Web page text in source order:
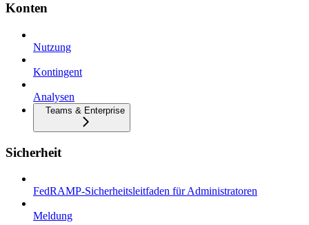
Konten
Nutzung
Kontingent
Analysen
Teams & Enterprise
Sicherheit
FedRAMP-Sicherheitsleitfaden für Administratoren
Meldung